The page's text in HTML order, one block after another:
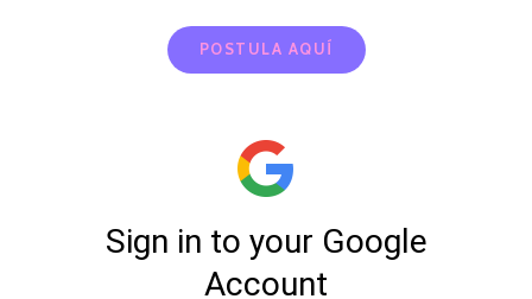
POSTULA AQUÍ